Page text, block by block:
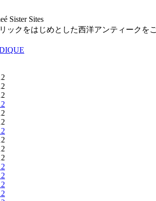
Sister Sites
ックをはじめとした西洋アンティーク